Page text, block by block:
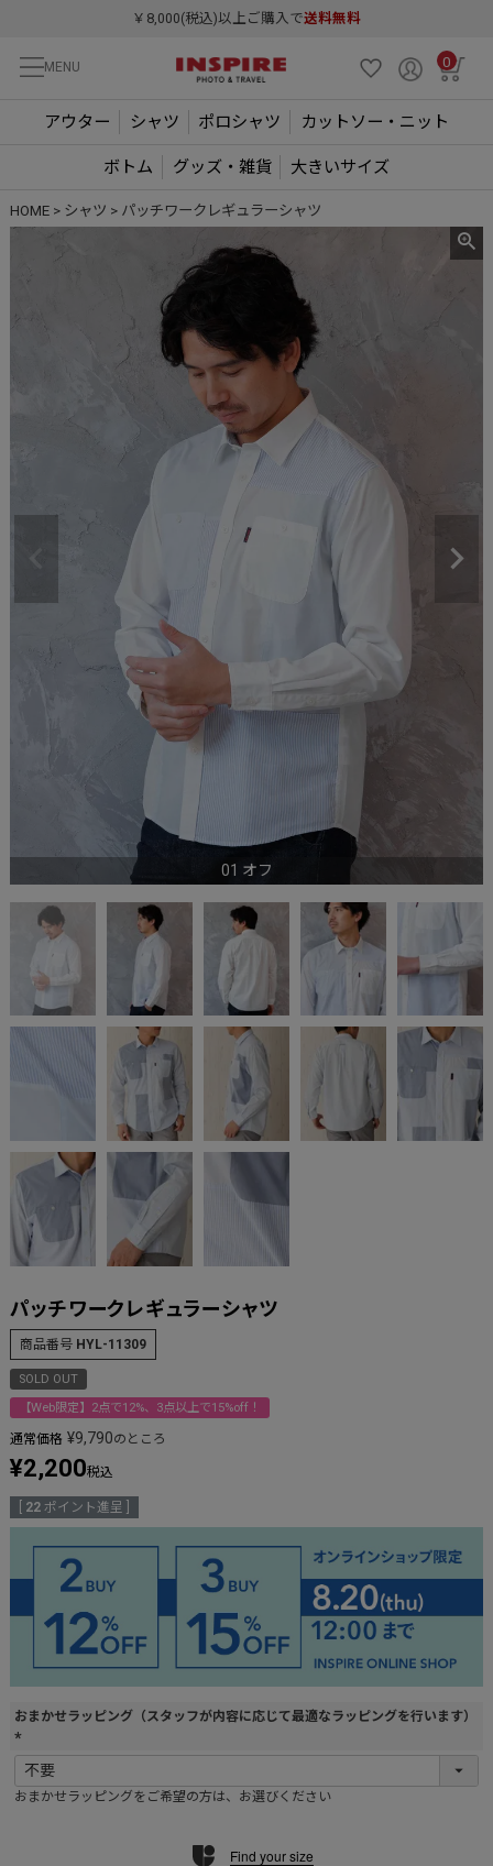
￥8,000(税込)以上ご購入で送料無料
MENU 0
アウター シャツ ポロシャツ カットソー・ニット
ボトム グッズ・雑貨 大きいサイズ
HOME シャツ パッチワークレギュラーシャツ
01 オフ
パッチワークレギュラーシャツ
商品番号 HYL-11309
SOLD OUT
【Web限定】2点で12%、3点以上で15%off！
通常価格 ¥9,790のところ
¥2,200税込
22 ポイント進呈 ]
おまかせラッピング（スタッフが内容に応じて最適なラッピングを行います）
(
須
おまかせラッピングをご希望の方は、お選びください
Find your size